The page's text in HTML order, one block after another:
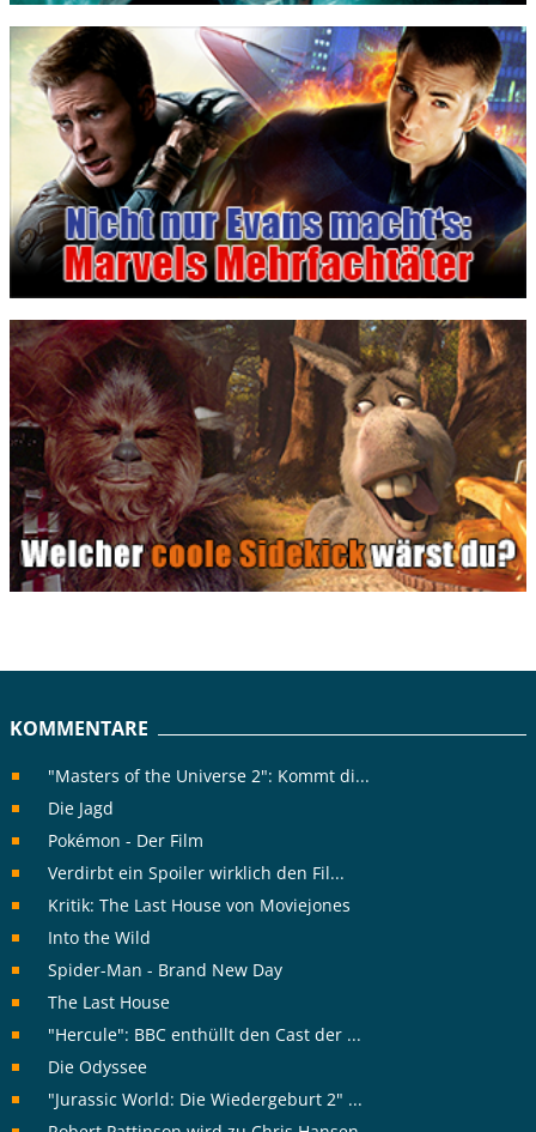
KOMMENTARE
"Masters of the Universe 2": Kommt di...
Die Jagd
Pokémon - Der Film
Verdirbt ein Spoiler wirklich den Fil...
Kritik: The Last House von Moviejones
Into the Wild
Spider-Man - Brand New Day
The Last House
"Hercule": BBC enthüllt den Cast der ...
Die Odyssee
"Jurassic World: Die Wiedergeburt 2" ...